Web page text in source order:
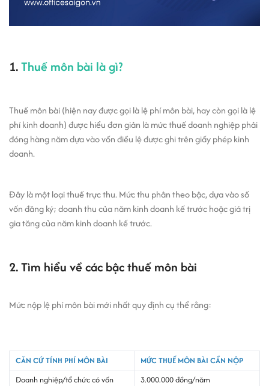
1.Thuế môn bài là gì?
Thuế môn bài (hiện nay được gọi là lệ phí môn bài, hay còn gọi là lệ
phí kinh doanh) được hiểu đơn giản là mức thuế doanh nghiệp phải
đóng hàng năm dựa vào vốn điều lệ được ghi trên giấy phép kinh
doanh.
Đây là một loại thuế trực thu. Mức thu phân theo bậc, dựa vào số
vốn đăng ký; doanh thu của năm kinh doanh kế trước hoặc giá trị
gia tăng của năm kinh doanh kế trước.
2. Tìm hiểu về các bậc thuế môn bài
Mức nộp lệ phí môn bài mới nhất quy định cụ thể rằng:
CĂN CỨ TÍNH PHÍ MÔN BÀI
MỨC THUẾ MÔN BÀI CẦN NỘP
Doanh nghiệp/tổ chức có vốn
3.000.000 đồng/năm